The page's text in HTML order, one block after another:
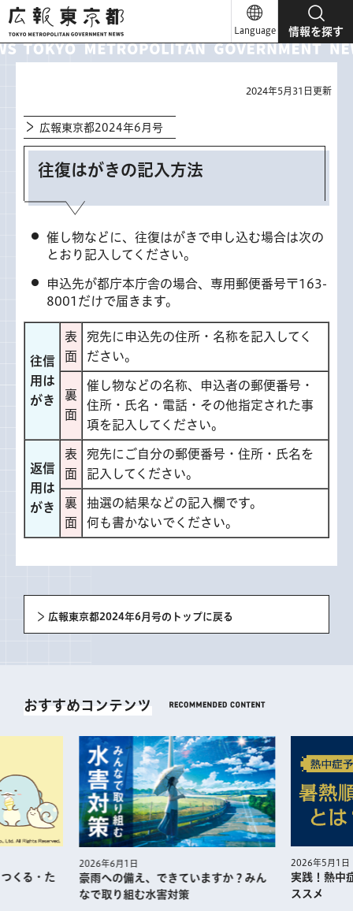
広報東京都
Language 情報を探す
2024年5月31日更新
広報東京都2024年6月号
往復はがきの記入方法
催し物などに、往復はがきで申し込む場合は次の
とおり記入してください。
申込先が都庁本庁舎の場合、専用郵便番号〒163-
8001だけで届きます。
往信
用は
がき
表
面
宛先に申込先の住所・名称を記入してく
ださい。
裏
面
催し物などの名称、申込者の郵便番号・
住所・氏名・電話・その他指定された事
項を記入してください。
返信
用は
がき
表
面
宛先にご自分の郵便番号・住所・氏名を
記入してください。
裏
面
抽選の結果などの記入欄です。
何も書かないでください。
広報東京都2024年6月号のトップに戻る
おすすめコンテンツ
くる・た
2026年6月1日
豪雨への備え、できていますか？みん
なで取り組む水害対策
2026年5月1日
実践！熱中
ススメ